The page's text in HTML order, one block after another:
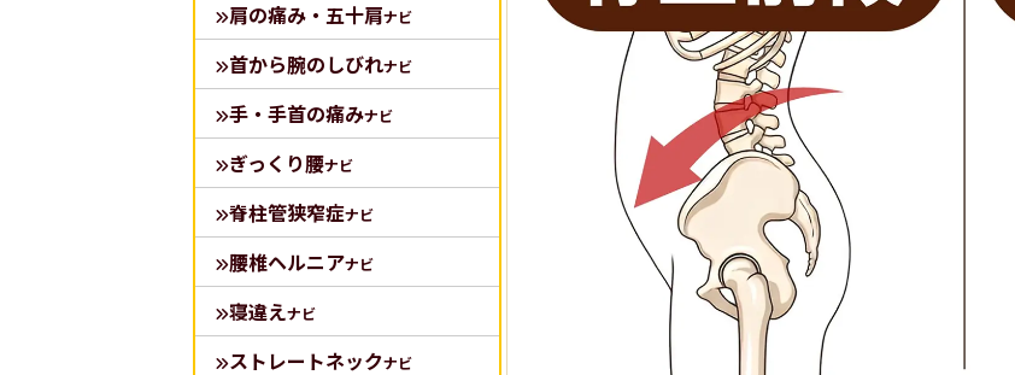
肩の痛み・五十肩ナビ
首から腕のしびれナビ
手・手首の痛みナビ
ぎっくり腰ナビ
脊柱管狭窄症ナビ
腰椎ヘルニアナビ
寝違えナビ
ストレートネックナビ